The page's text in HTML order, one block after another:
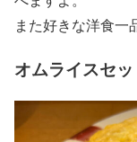
また好きな洋食一
オムライスセ